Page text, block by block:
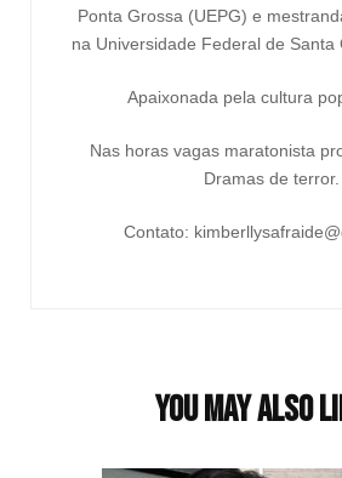
Ponta Grossa (UEPG) e
na Universidade Federal de Santa
Apaixonada pela cultura
Nas horas vagas maratonista
Dramas de terror.
Contato:
You may also